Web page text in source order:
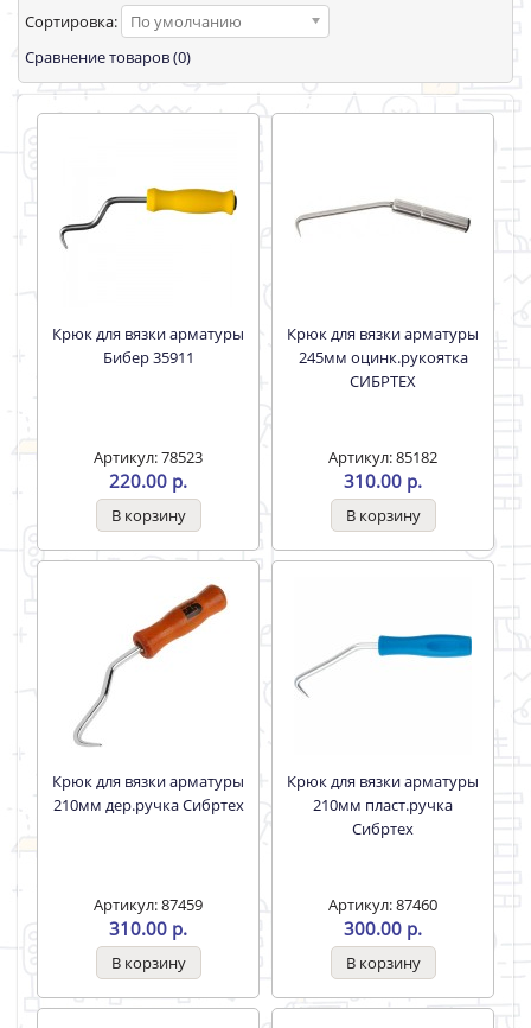
Сортировка:
По умолчанию
Сравнение товаров (0)
Крюк для вязки арматуры
Бибер 35911
Артикул: 78523
220.00 р.
Крюк для вязки арматуры
245мм оцинк.рукоятка
СИБРТЕХ
Артикул: 85182
310.00 р.
Крюк для вязки арматуры
210мм дер.ручка Сибртех
Артикул: 87459
310.00 р.
Крюк для вязки арматуры
210мм пласт.ручка
Сибртех
Артикул: 87460
300.00 р.